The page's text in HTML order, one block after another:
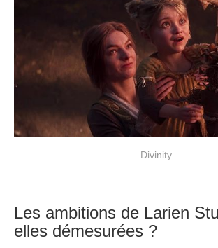
Divinity
Les ambitions de Larien
elles démesurées ?